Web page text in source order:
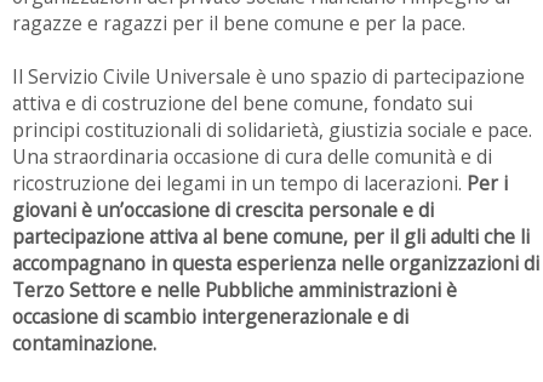
ragazze e ragazzi per il bene comune e per la pace.
Il Servizio Civile Universale è uno spazio di partecipazione
attiva e di costruzione del bene comune, fondato sui
principi costituzionali di solidarietà, giustizia sociale e pace.
Una straordinaria occasione di cura delle comunità e di
ricostruzione dei legami in un tempo di lacerazioni. Per i
giovani è un’occasione di crescita personale e di
partecipazione attiva al bene comune, per il gli adulti che li
accompagnano in questa esperienza nelle organizzazioni di
Terzo Settore e nelle Pubbliche amministrazioni è
occasione di scambio intergenerazionale e di
contaminazione.